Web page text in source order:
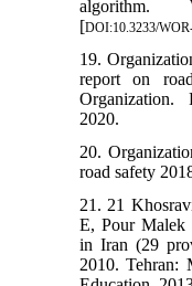
algorithm.
[DOI:10.3233/
19.
report on
2020.
20.
road safety
21. 21
E, Pour
in Iran (29
2010. Tehran: